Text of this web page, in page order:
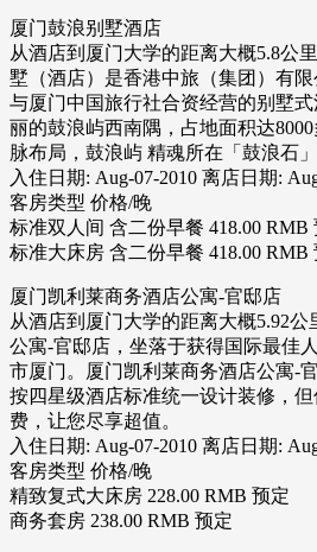
厦门鼓浪别墅酒店
从酒店到厦门大学的距离大概5.8公
墅（酒店）是香港中旅（集团）有
与厦门中国旅行社合资经营的别墅
丽的鼓浪屿西南隅，占地面积达
脉布局，鼓浪屿 精魂所在「鼓浪石」
入住日期: Aug-07-2010 离店日期:
客房类型 价格/晚
标准双人间 含二份早餐 418.00 RMB
标准大床房 含二份早餐 418.00 RMB
厦门凯利莱商务酒店公寓-官邸店
从酒店到厦门大学的距离大概5.92
公寓-官邸店，坐落于获得国际最佳
市厦门。厦门凯利莱商务酒店公寓-
按四星级酒店标准统一设计装修，
费，让您尽享超值。
入住日期: Aug-07-2010 离店日期:
客房类型 价格/晚
精致复式大床房 228.00 RMB 预定
商务套房 238.00 RMB 预定